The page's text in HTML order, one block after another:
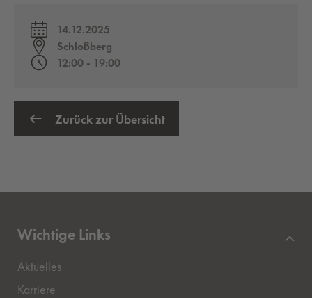
14.12.2025
Schloßberg
12:00 - 19:00
Zurück zur Übersicht
Wichtige Links
Aktuelles
Karriere